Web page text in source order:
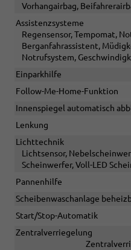
Vorhangairbag,
Assistenzsysteme
Regensensor, Tempomat,
Berganfahrassistent,
Notrufsystem,
Einparkhilfe
Follow-Me-Home-Funktion
Innenspiegel automatisch
Lenkung
Lichttechnik
Lichtsensor,
Scheinwerfer, Voll-LED
Pannenhilfe
Scheibenwaschanlage
Start/Stop-Automatik
Zentralverriegelung